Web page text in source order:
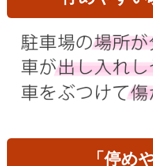
「停め